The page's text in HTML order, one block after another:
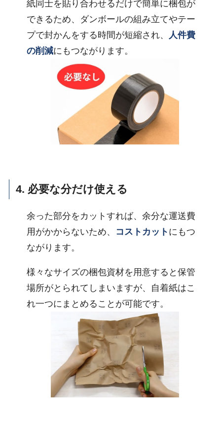
紙同士を貼り合わせるだけで簡単に梱包が
できるため、ダンボールの組み立てやテー
プで封かんをする時間が短縮され、
人件費
の削減にもつながります。
4. 必要な分だけ使える
余った部分をカットすれば、余分な運送費
用がかからないため、
コストカット にもつ
ながります。
様々なサイズの梱包資材を用意すると保管
場所がとられてしまいますが、自着紙はこ
れ一つにまとめることが可能です。